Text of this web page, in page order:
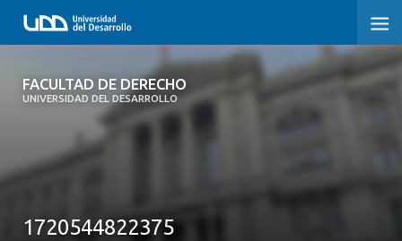
FACULTAD DE DERECHO
UNIVERSIDAD DEL DESARROLLO
FACULTAD DE DERECHO
SOBRE LA FACULTAD
1720544822375